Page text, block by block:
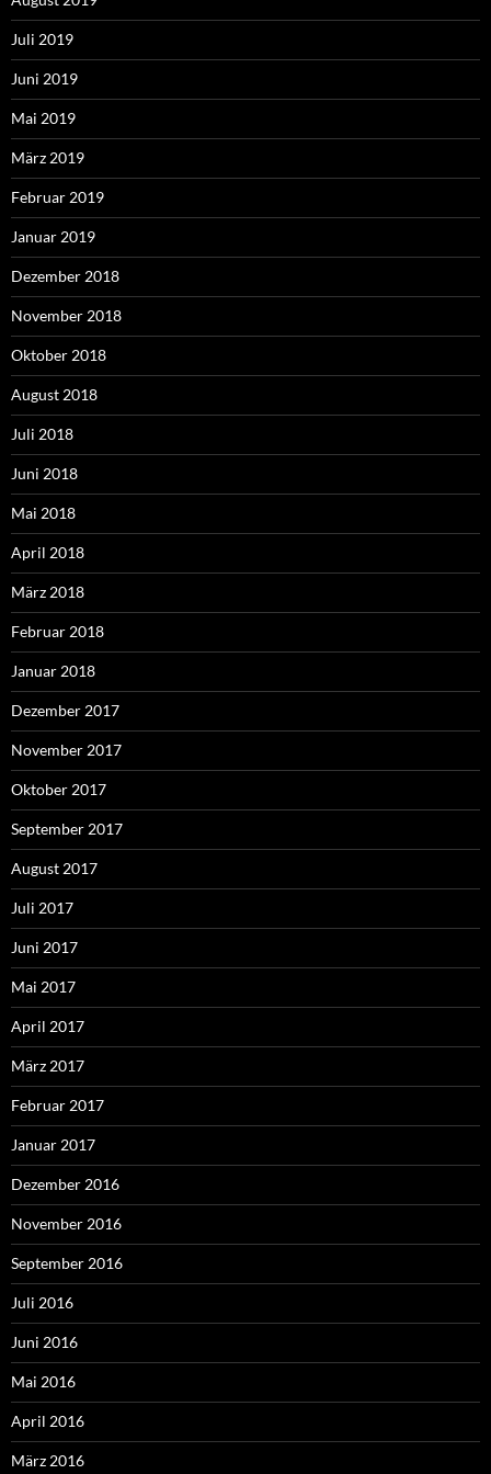
Juli 2019
Juni 2019
Mai 2019
März 2019
Februar 2019
Januar 2019
Dezember 2018
November 2018
Oktober 2018
August 2018
Juli 2018
Juni 2018
Mai 2018
April 2018
März 2018
Februar 2018
Januar 2018
Dezember 2017
November 2017
Oktober 2017
September 2017
August 2017
Juli 2017
Juni 2017
Mai 2017
April 2017
März 2017
Februar 2017
Januar 2017
Dezember 2016
November 2016
September 2016
Juli 2016
Juni 2016
Mai 2016
April 2016
März 2016